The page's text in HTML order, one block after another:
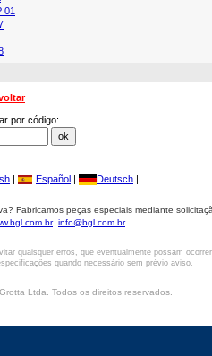
01
por código:
| Español | Deutsch |
Fabricamos peças especiais mediante
info@bgl.com.br
quaisquer erros, que eventualmente possam
quando necessário sem prévio aviso.
Ltda. Todos os direitos reservados.